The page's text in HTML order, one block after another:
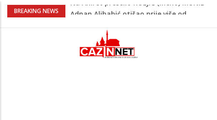
BREAKING NEWS
Adnan Alibabić otišao prije više od
"Preteško je, ali ne odustajemo"
Na mjestu gdje su nedavno poginula
dvojica mladića danas poginuo